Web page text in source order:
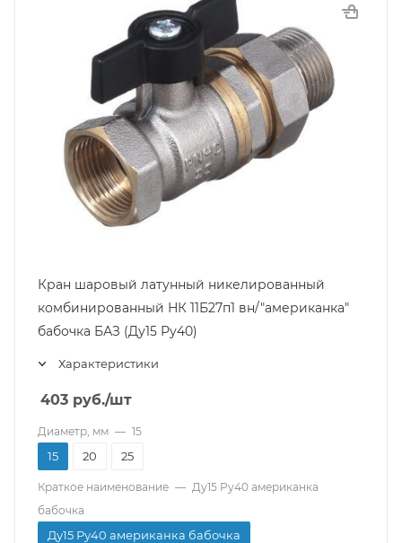
Кран шаровый латунный никелированный
комбинированный НК 11Б27п1 вн/"американка"
бабочка БАЗ (Ду15 Ру40)
Характеристики
403 руб./шт
Диаметр, мм — 15
15 20 25
Краткое наименование — Ду15 Ру40 американка
бабочка
Ду15 Ру40 американка бабочка